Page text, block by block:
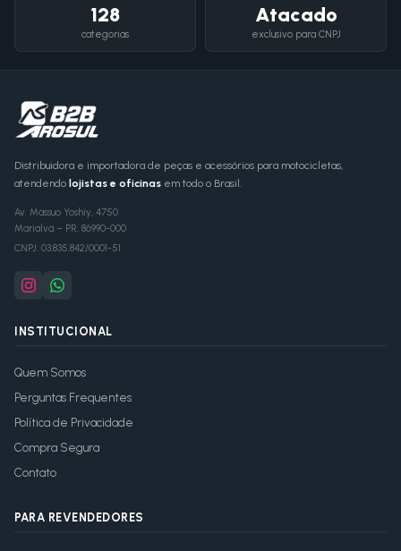
128
categorias
Atacado
exclusivo para CNPJ
Distribuidora e importadora de peças e acessórios para motocicletas,
atendendo lojistas e oficinas em todo o Brasil.
Av. Massuo Yoshiy, 4750
Marialva – PR, 86990-000
CNPJ: 03.835.842/0001-51
INSTITUCIONAL
Quem Somos
Perguntas Frequentes
Política de Privacidade
Compra Segura
Contato
PARA REVENDEDORES